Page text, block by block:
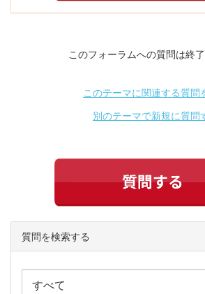
このフォーラムへの質問は終
このテーマに関連する質問
別のテーマで新規に質問
質問を検索する